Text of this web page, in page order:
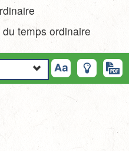
temps ordinaire